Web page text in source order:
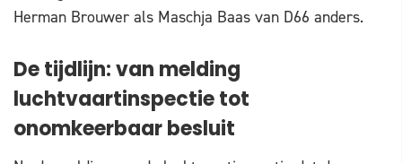
Herman Brouwer als Maschja Baas van D66 anders.
De tijdlijn: van melding
luchtvaartinspectie tot
onomkeerbaar besluit